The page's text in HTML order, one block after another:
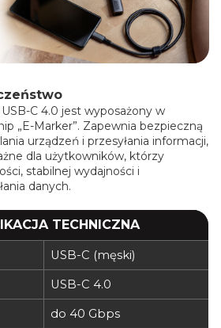
C 4.0 jest wyposażony w
„E-Marker”. Zapewnia bezpieczną
urządzeń i przesyłania informacji,
dla użytkowników, którzy
stabilnej wydajności i
danych.
TECHNICZNA
USB-C (męski)
USB-C 4.0
do 40 Gbps